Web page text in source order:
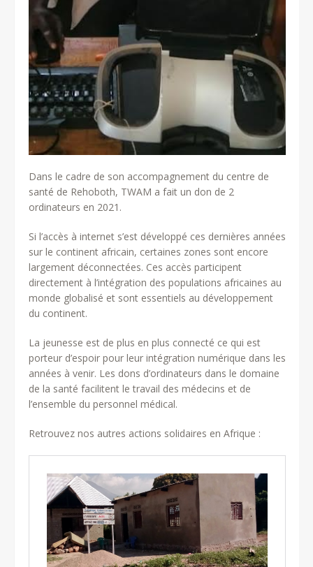
Dans le cadre de son accompagnement du centre de
santé de Rehoboth, TWAM a fait un don de 2
ordinateurs en 2021.
Si l’accès à internet s’est développé ces dernières années
sur le continent africain, certaines zones sont encore
largement déconnectées. Ces accès participent
directement à l’intégration des populations africaines au
monde globalisé et sont essentiels au développement
du continent.
La jeunesse est de plus en plus connecté ce qui est
porteur d’espoir pour leur intégration numérique dans les
années à venir. Les dons d’ordinateurs dans le domaine
de la santé facilitent le travail des médecins et de
l’ensemble du personnel médical.
Retrouvez nos autres actions solidaires en Afrique :